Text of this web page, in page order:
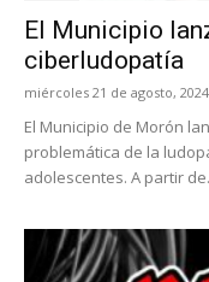
El Municipio
ciberludopatía
miércoles 21 de agosto, 2024
El Municipio de Morón
problemática de la
adolescentes. A partir